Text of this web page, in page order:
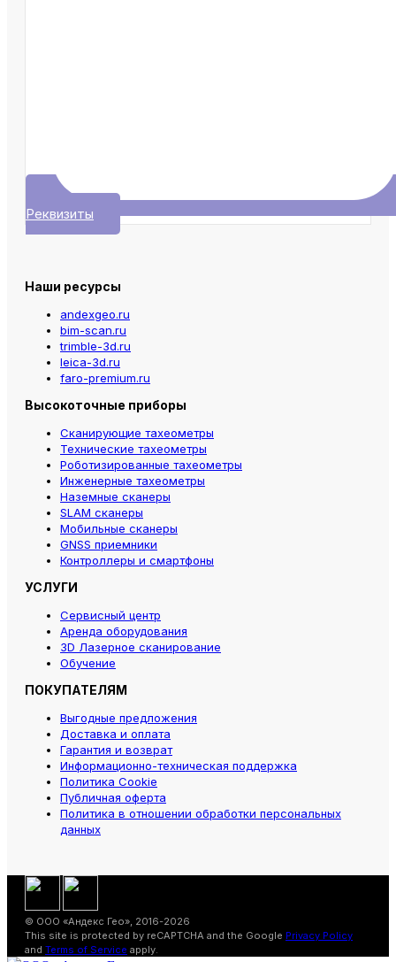
Реквизиты
Наши ресурсы
andexgeo.ru
bim-scan.ru
trimble-3d.ru
leica-3d.ru
faro-premium.ru
Высокоточные приборы
Сканирующие тахеометры
Технические тахеометры
Роботизированные тахеометры
Инженерные тахеометры
Наземные сканеры
SLAM сканеры
Мобильные сканеры
GNSS приемники
Контроллеры и смартфоны
УСЛУГИ
Сервисный центр
Аренда оборудования
3D Лазерное сканирование
Обучение
ПОКУПАТЕЛЯМ
Выгодные предложения
Доставка и оплата
Гарантия и возврат
Информационно-техническая поддержка
Политика Cookie
Публичная оферта
Политика в отношении обработки персональных
данных
© ООО «Андекс Гео», 2016-2026
This site is protected by reCAPTCHA and the Google Privacy Policy
and Terms of Service apply.